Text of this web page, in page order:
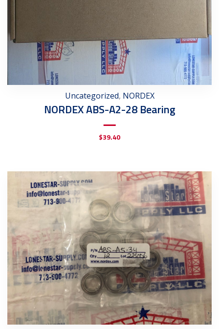
Uncategorized, NORDEX
NORDEX ABS-A2-28 Bearing
$39.40